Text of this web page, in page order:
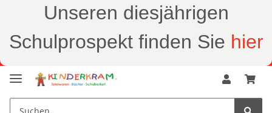
Unseren diesjährigen
Schulprospekt finden Sie hier